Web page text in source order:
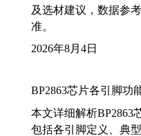
及选材建议，数据参
准。
2026年8月4日
BP2863芯片各引脚功
本文详细解析BP2863
包括各引脚定义、典